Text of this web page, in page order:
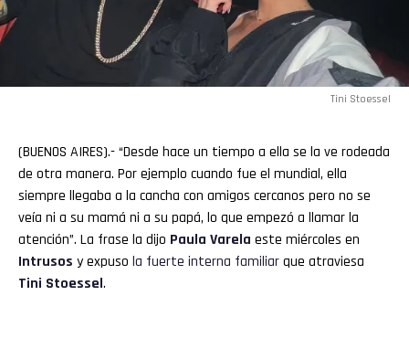
Tini Stoessel
(BUENOS AIRES).- “Desde hace un tiempo a ella se la ve rodeada
de otra manera. Por ejemplo cuando fue el mundial, ella
siempre llegaba a la cancha con amigos cercanos pero no se
veía ni a su mamá ni a su papá, lo que empezó a llamar la
atención”. La frase la dijo Paula Varela este miércoles en
Intrusos y expuso la fuerte interna familiarque atraviesa
Tini Stoessel.